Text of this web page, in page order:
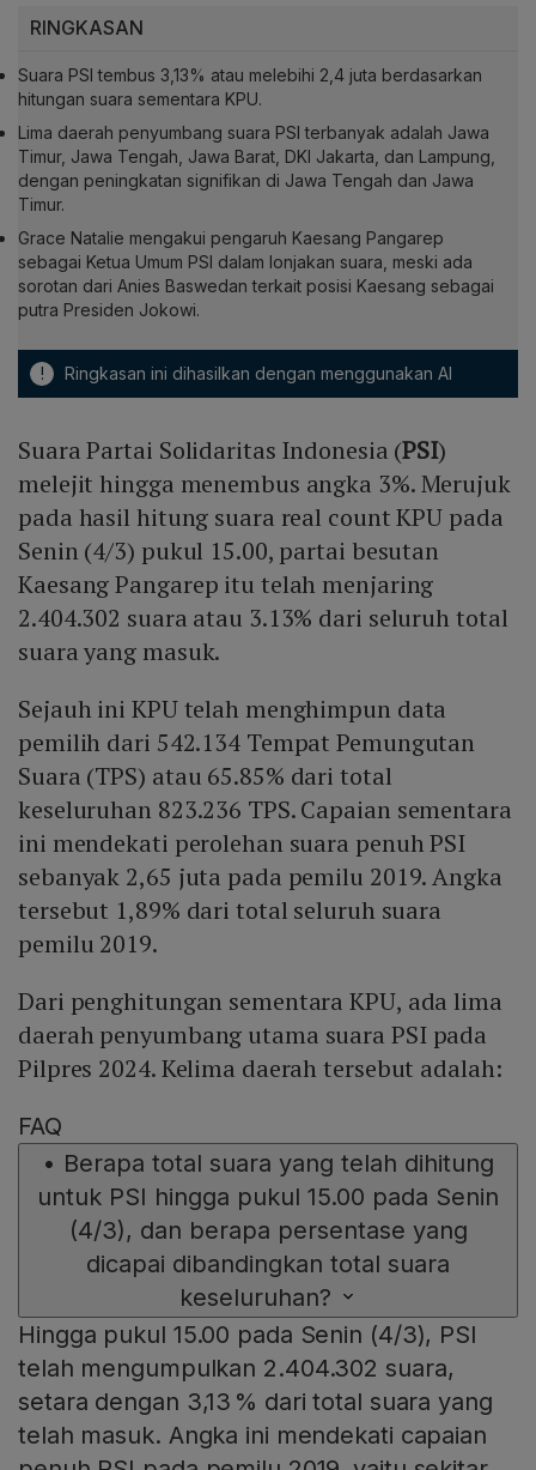
RINGKASAN
Suara PSI tembus 3,13% atau melebihi 2,4 juta berdasarkan
hitungan suara sementara KPU.
Lima daerah penyumbang suara PSI terbanyak adalah Jawa
Timur, Jawa Tengah, Jawa Barat, DKI Jakarta, dan Lampung,
dengan peningkatan signifikan di Jawa Tengah dan Jawa
Timur.
Grace Natalie mengakui pengaruh Kaesang Pangarep
sebagai Ketua Umum PSI dalam lonjakan suara, meski ada
sorotan dari Anies Baswedan terkait posisi Kaesang sebagai
putra Presiden Jokowi.
! Ringkasan ini dihasilkan dengan menggunakan AI
Suara Partai Solidaritas Indonesia (PSI)
melejit hingga menembus angka 3%. Merujuk
pada hasil hitung suara real count KPU pada
Senin (4/3) pukul 15.00, partai besutan
Kaesang Pangarep itu telah menjaring
2.404.302 suara atau 3.13% dari seluruh total
suara yang masuk.
Sejauh ini KPU telah menghimpun data
pemilih dari 542.134 Tempat Pemungutan
Suara (TPS) atau 65.85% dari total
keseluruhan 823.236 TPS. Capaian sementara
ini mendekati perolehan suara penuh PSI
sebanyak 2,65 juta pada pemilu 2019. Angka
tersebut 1,89% dari total seluruh suara
pemilu 2019.
Dari penghitungan sementara KPU, ada lima
daerah penyumbang utama suara PSI pada
Pilpres 2024. Kelima daerah tersebut adalah:
FAQ
• Berapa total suara yang telah dihitung
untuk PSI hingga pukul 15.00 pada Senin
(4/3), dan berapa persentase yang
dicapai dibandingkan total suara
keseluruhan?
Hingga pukul 15.00 pada Senin (4/3), PSI
telah mengumpulkan 2.404.302 suara,
setara dengan 3,13 % dari total suara yang
telah masuk. Angka ini mendekati capaian